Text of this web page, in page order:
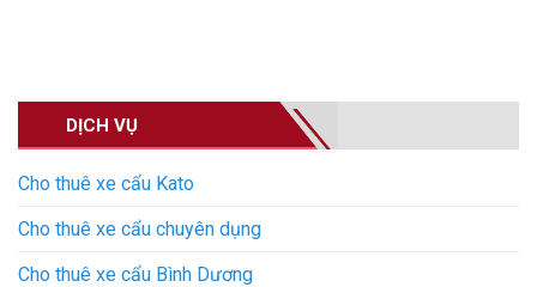
DỊCH VỤ
Cho thuê xe cẩu Kato
Cho thuê xe cẩu chuyên dụng
Cho thuê xe cẩu Bình Dương